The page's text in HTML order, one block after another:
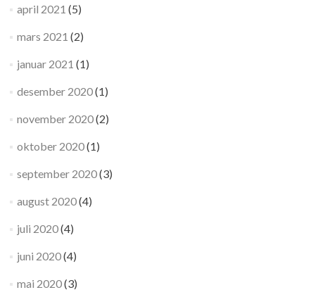
april 2021 (5)
mars 2021 (2)
januar 2021 (1)
desember 2020(1)
november 2020(2)
oktober 2020(1)
september 2020(3)
august 2020(4)
juli 2020(4)
juni 2020(4)
mai 2020(3)